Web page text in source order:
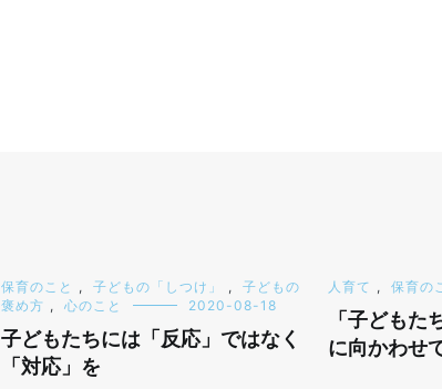
保育のこと , 子どもの「しつけ」 ,
子どもの
褒め方 , 心のこと 2020-08-18
子どもたちには「反応」ではなく
「対応」を
人育て , 保育の
「子どもた
に向かわせ